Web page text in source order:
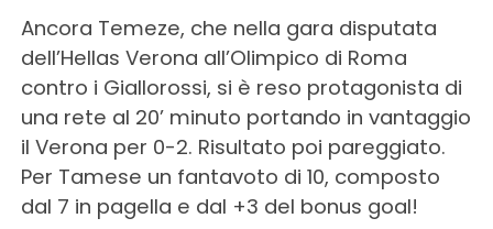
Ancora Temeze, che nella gara disputata
dell’Hellas Verona all’Olimpico di Roma
contro i Giallorossi, si è reso protagonista di
una rete al 20’ minuto portando in vantaggio
il Verona per 0-2. Risultato poi pareggiato.
Per Tamese un fantavoto di 10, composto
dal 7 in pagella e dal +3 del bonus goal!